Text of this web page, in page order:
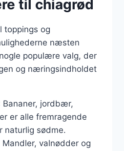
til chiagrød
toppings og
næsten
populære valg, der
og næringsindholdet
Bananer, jordbær,
er alle fremragende
naturlig sødme.
Mandler, valnødder og